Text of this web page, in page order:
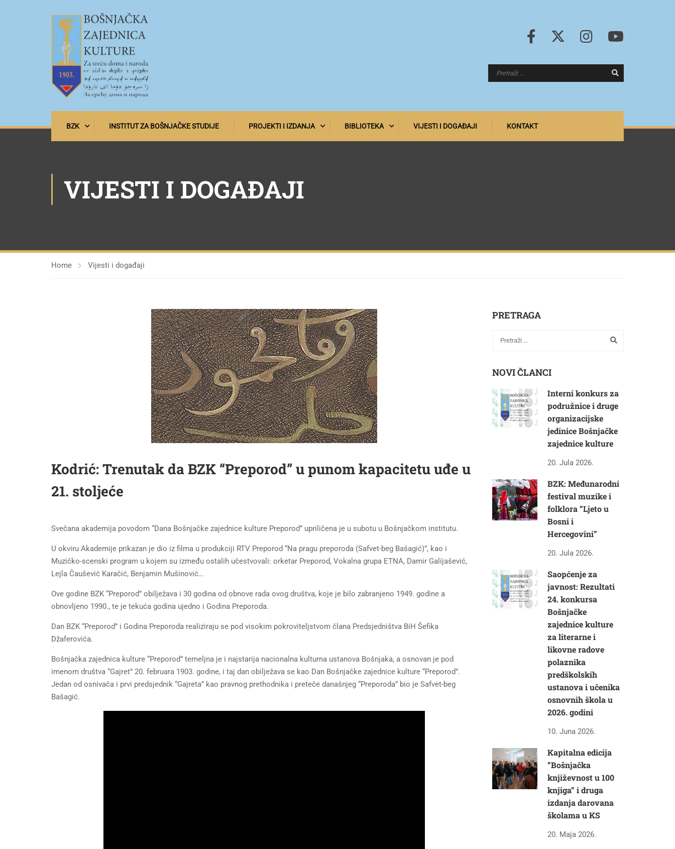
BZK INSTITUT ZA BOŠNJAČKE STUDIJE PROJEKTI I IZDANJA BIBLIOTEKA VIJESTI I DOGAĐAJI KONTAKT
VIJESTI I DOGAĐAJI
Home Vijesti i događaji
Kodrić: Trenutak da BZK “Preporod” u punom kapacitetu uđe u
21. stoljeće
Svečana akademija povodom “Dana Bošnjačke zajednice kulture Preporod” upriličena je u subotu u Bošnjačkom institutu.
U okviru Akademije prikazan je dio iz filma u produkciji RTV Preporod “Na pragu preporoda (Safvet-beg Bašagić)”, kao i
Muzičko-scenski program u kojem su između ostalih učestvovali: orketar Preporod, Vokalna grupa ETNA, Damir Galijašević,
Lejla Čaušević Karačić, Benjamin Mušinović…
Ove godine BZK “Preporod” obilježava i 30 godina od obnove rada ovog društva, koje je bilo zabranjeno 1949. godine a
obnovljeno 1990., te je tekuća godina ujedno i Godina Preporoda.
Dan BZK “Preporod” i Godina Preporoda realiziraju se pod visokim pokroviteljstvom člana Predsjedništva BiH Šefika
Džaferovića.
Bošnjačka zajednica kulture “Preporod” temeljna je i najstarija nacionalna kulturna ustanova Bošnjaka, a osnovan je pod
imenom društva “Gajret” 20. februara 1903. godine, i taj dan obilježava se kao Dan Bošnjačke zajednice kulture “Preporod”.
Jedan od osnivača i prvi predsjednik “Gajreta” kao pravnog prethodnika i preteče današnjeg “Preporoda” bio je Safvet-beg
Bašagić.
PRETRAGA
NOVI ČLANCI
Interni konkurs za
podružnice i druge
organizacijske
jedinice Bošnjačke
zajednice kulture
20. Jula 2026.
BZK: Međunarodni
festival muzike i
folklora “Ljeto u
Bosni i
Hercegovini”
20. Jula 2026.
Saopćenje za
javnost: Rezultati
24. konkursa
Bošnjačke
zajednice kulture
za literarne i
likovne radove
polaznika
predškolskih
ustanova i učenika
osnovnih škola u
2026. godini
10. Juna 2026.
Kapitalna edicija
“Bošnjačka
književnost u 100
knjiga” i druga
izdanja darovana
školama u KS
20. Maja 2026.